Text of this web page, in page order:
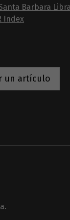
Barbara
Index
un artículo